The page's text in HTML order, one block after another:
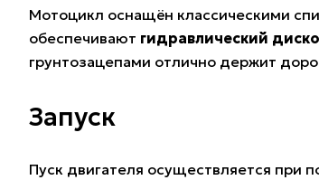
Мотоцикл оснащён классическими
обеспечивают гидравлический
грунтозацепами отлично держит
Запуск
Пуск двигателя осуществляется при